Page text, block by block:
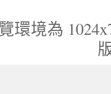
環境為